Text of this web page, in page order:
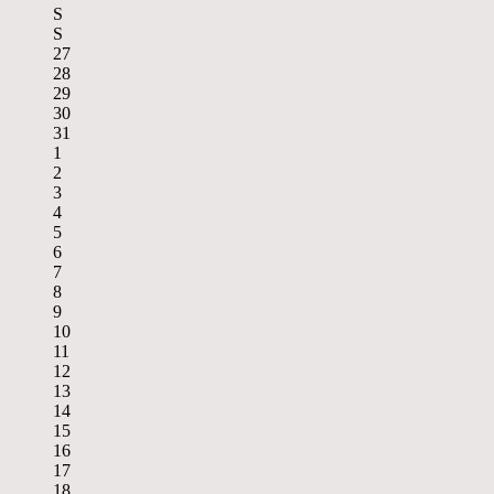
S
S
27
28
29
30
31
1
2
3
4
5
6
7
8
9
10
11
12
13
14
15
16
17